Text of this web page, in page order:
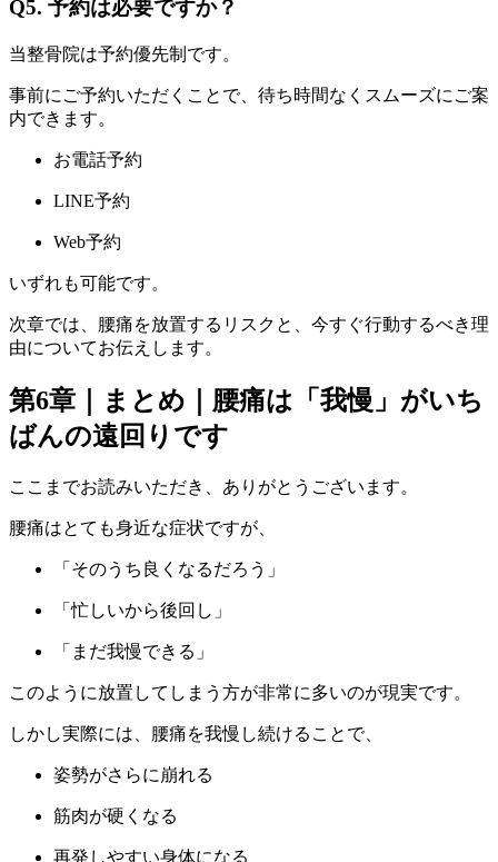
Q5. 予約は必要ですか？
当整骨院は予約優先制です。
事前にご予約いただくことで、待ち時間なくスムーズにご案
内できます。
お電話予約
LINE予約
Web予約
いずれも可能です。
次章では、腰痛を放置するリスクと、今すぐ行動するべき理
由についてお伝えします。
第6章｜まとめ｜腰痛は「我慢」がいち
ばんの遠回りです
ここまでお読みいただき、ありがとうございます。
腰痛はとても身近な症状ですが、
「そのうち良くなるだろう」
「忙しいから後回し」
「まだ我慢できる」
このように放置してしまう方が非常に多いのが現実です。
しかし実際には、腰痛を我慢し続けることで、
姿勢がさらに崩れる
筋肉が硬くなる
再発しやすい身体になる